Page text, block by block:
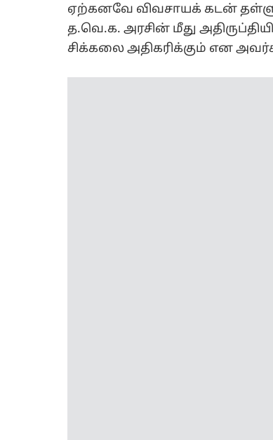
ஏற்கனவே விவசாயக் கடன்
த.வெ.க. அரசின் மீது
சிக்கலை அதிகரிக்கும் என